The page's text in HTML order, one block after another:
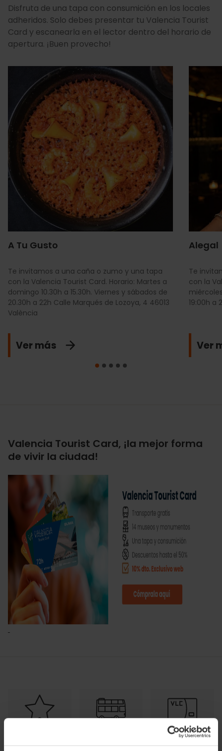
Disfruta de una tapa con consumición en los locales
adheridos. Solo debes presentar tu Valencia Tourist
Card y escanearla en el lector dentro del horario de
apertura. ¡Buen provecho!
A Tu Gusto
Te invitamos a una caña o zumo y una tapa
con la Valencia Tourist Card. Horario: Martes a
domingo 10.30h a 15.30h. Viernes y sábados de
20.30h a 22h Calle Marqués de Lozoya, 4 46013
València
Ver más
Alegal
Te
con la
19:00h a
Ver
Valencia Tourist Card, ¡la mejor forma
de vivir la ciudad!
descuentos
gratis
Comprar
tarjetas